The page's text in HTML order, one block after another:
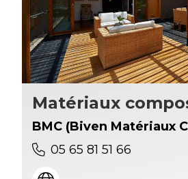
Matériaux
BMC (Biven Matériaux
05 65 81 51 66